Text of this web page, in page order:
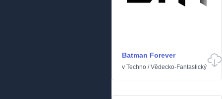
Batman Forever
v Techno /Vědecko-Fantastický